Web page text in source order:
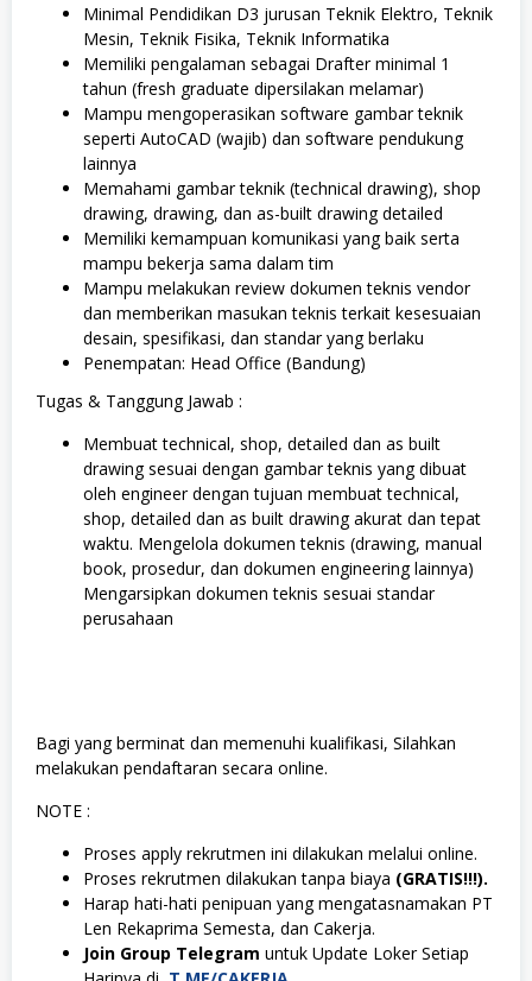
Minimal Pendidikan D3 jurusan Teknik Elektro, Teknik
Mesin, Teknik Fisika, Teknik Informatika
Memiliki pengalaman sebagai Drafter minimal 1
tahun (fresh graduate dipersilakan melamar)
Mampu mengoperasikan software gambar teknik
seperti AutoCAD (wajib) dan software pendukung
lainnya
Memahami gambar teknik (technical drawing), shop
drawing, drawing, dan as-built drawing detailed
Memiliki kemampuan komunikasi yang baik serta
mampu bekerja sama dalam tim
Mampu melakukan review dokumen teknis vendor
dan memberikan masukan teknis terkait kesesuaian
desain, spesifikasi, dan standar yang berlaku
Penempatan: Head Office (Bandung)
Tugas & Tanggung Jawab :
Membuat technical, shop, detailed dan as built
drawing sesuai dengan gambar teknis yang dibuat
oleh engineer dengan tujuan membuat technical,
shop, detailed dan as built drawing akurat dan tepat
waktu. Mengelola dokumen teknis (drawing, manual
book, prosedur, dan dokumen engineering lainnya)
Mengarsipkan dokumen teknis sesuai standar
perusahaan
Bagi yang berminat dan memenuhi kualifikasi, Silahkan
melakukan pendaftaran secara online.
NOTE :
Proses apply rekrutmen ini dilakukan melalui online.
Proses rekrutmen dilakukan tanpa biaya (GRATIS!!!).
Harap hati-hati penipuan yang mengatasnamakan PT
Len Rekaprima Semesta, dan Cakerja.
Join Group Telegram untuk Update Loker Setiap